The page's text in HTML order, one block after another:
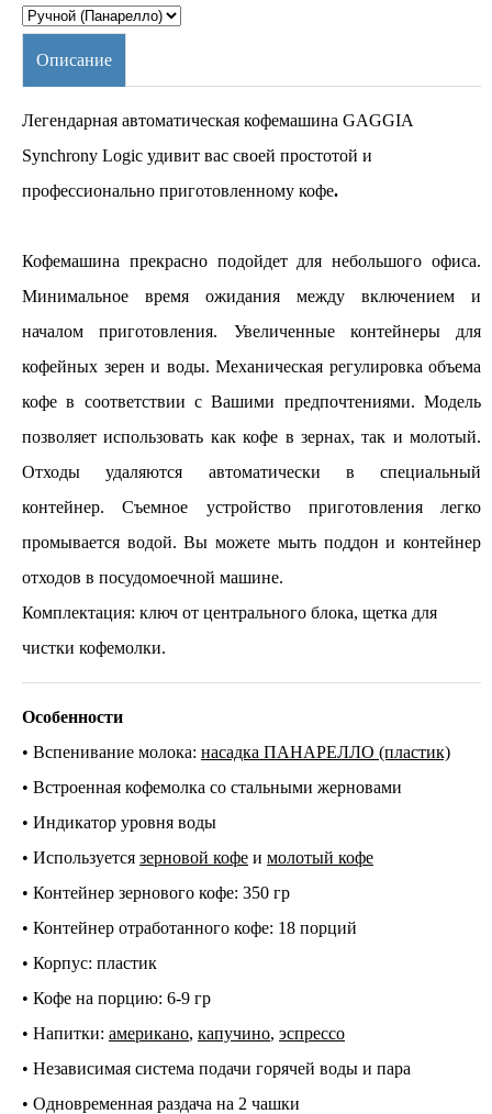
Описание
Легендарная автоматическая кофемашина GAGGIA
Synchrony Logic удивит вас своей простотой и
профессионально приготовленному кофе.
Кофемашина прекрасно подойдет для небольшого офиса.
Минимальное время ожидания между включением и
началом приготовления. Увеличенные контейнеры для
кофейных зерен и воды. Механическая регулировка объема
кофе в соответствии с Вашими предпочтениями. Модель
позволяет использовать как кофе в зернах, так и молотый.
Отходы удаляются автоматически в специальный
контейнер. Съемное устройство приготовления легко
промывается водой. Вы можете мыть поддон и контейнер
отходов в посудомоечной машине.
Комплектация: ключ от центрального блока, щетка для
чистки кофемолки.
Особенности
• Вспенивание молока: насадка ПАНАРЕЛЛО (пластик)
• Встроенная кофемолка со стальными жерновами
• Индикатор уровня воды
• Используется зерновой кофе и молотый кофе
• Контейнер зернового кофе: 350 гр
• Контейнер отработанного кофе: 18 порций
• Корпус: пластик
• Кофе на порцию: 6-9 гр
• Напитки: американо, капучино, эспрессо
• Независимая система подачи горячей воды и пара
• Одновременная раздача на 2 чашки